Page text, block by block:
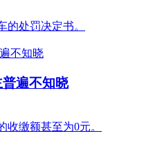
的处罚决定书。
遍不知晓
缴额甚至为0元。